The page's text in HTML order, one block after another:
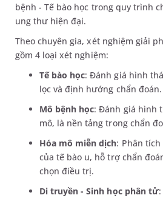
bệnh - Tế bào học trong quy trình
ung thư hiện đại.
Theo chuyên gia, xét nghiệm giải
gồm 4 loại xét nghiệm:
Tế bào học: Đánh giá hình
lọc và định hướng chẩn đoán.
Mô bệnh học: Đánh giá hình
mô, là nền tảng trong chẩn
Hóa mô miễn dịch: Phân
của tế bào u, hỗ trợ chẩn
chọn điều trị.
Di truyền - Sinh học phân tử: